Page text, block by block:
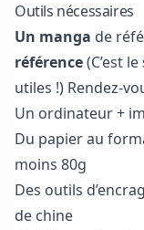
Outils nécessaires
Un manga de
référence(C’est
utiles !) Rendez-
Un ordinateur +
Du papier au
moins 80g
Des outils
de chine